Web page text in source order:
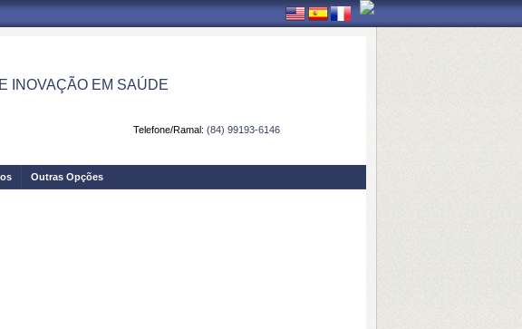
INOVAÇÃO EM SAÚDE
Telefone/Ramal: (84) 99193-6146
Outras Opções